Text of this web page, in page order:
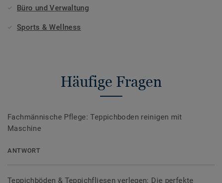
Büro und Verwaltung
Sports & Wellness
Häufige Fragen
Fachmännische Pflege: Teppichboden reinigen mit
Maschine
ANTWORT
Teppichböden & Teppichfliesen verlegen: Die perfekte